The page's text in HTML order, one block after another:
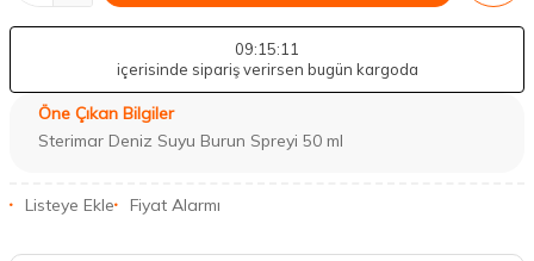
09:15:10
içerisinde sipariş verirsen bugün kargoda
Öne Çıkan Bilgiler
Sterimar Deniz Suyu Burun Spreyi 50 ml
Listeye Ekle Fiyat Alarmı